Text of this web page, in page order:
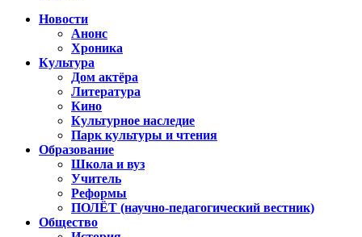
Новости
Анонс
Хроника
Культура
Дом актёра
Литература
Кино
Культурное наследие
Парк культуры и чтения
Образование
Школа и вуз
Учитель
Реформы
ПОЛЁТ (научно-педагогический вестник)
Общество